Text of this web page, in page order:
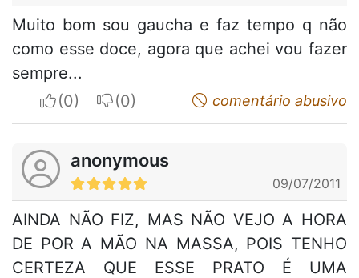
Muito bom sou gaucha e faz tempo q não
como esse doce, agora que achei vou fazer
sempre...
I apreciateI do not appreciatecomentário abusivo
anonymous
09/07/2011
AINDA NÃO FIZ, MAS NÃO VEJO A HORA
DE POR A MÃO NA MASSA, POIS TENHO
CERTEZA QUE ESSE PRATO É UMA